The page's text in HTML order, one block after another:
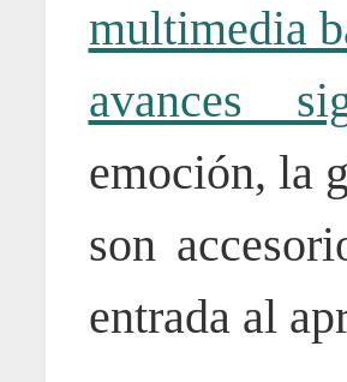
multimedia
avances
emoción, la
son
entrada al